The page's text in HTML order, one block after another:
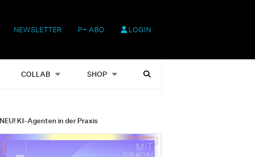
NEWSLETTER P+ ABO LOGIN
COLLAB SHOP
Shop Heftausgaben Suchen
NEU! KI-Agenten in der Praxis